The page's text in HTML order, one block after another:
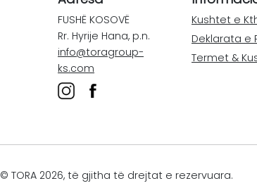
FUSHË KOSOVË
Rr. Hyrije Hana, p.n.
info@toragroup-
ks.com
Kushtet e
Deklarata e
Termet &
© TORA 2026, të gjitha të drejtat e rezervuara.